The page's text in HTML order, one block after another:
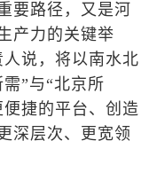
要路径，又是河
产力的关键举
说，将以南水北
”与“北京所
捷的平台、创造
深层次、更宽领